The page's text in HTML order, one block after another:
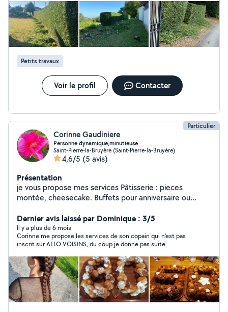
sollicitations , pour définir sa venue … j ai donc fait venir une
autre personne Je ne comprends pas cette impolitesse, il
suffit simplement de dire non… cela ne m intéresse pas (plus
).. être poli tout simplement et ne pas faire perdre son temps
aux autres …
Petits travaux
Voir le profil Contacter
Particulier
Corinne Gaudiniere
Personne dynamique,minutieuse
Saint-Pierre-la-Bruyère (Saint-Pierre-la-Bruyère)
4,6/5 (5 avis)
Présentation
je vous propose mes services Pâtisserie : pieces
montée, cheesecake. Buffets pour anniversaire ou
Dernier avis laissé par Dominique : 3/5
Il y a plus de 6 mois
Corinne me propose les services de son copain qui n'est pas
inscrit sur ALLO VOISINS, du coup je donne pas suite.